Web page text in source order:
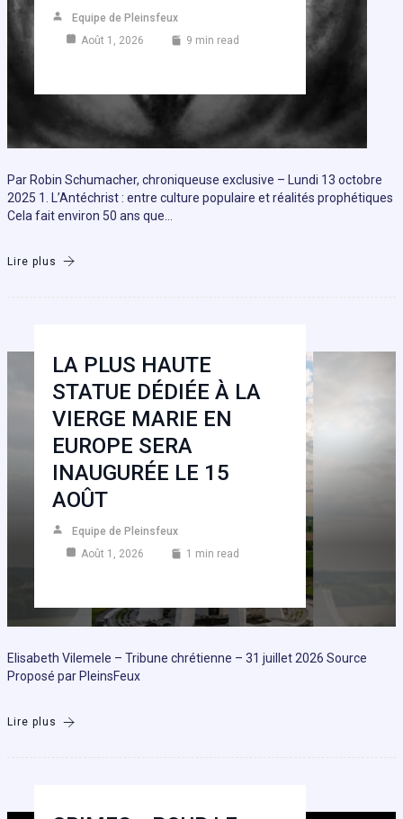
Equipe de Pleinsfeux
Août 1, 2026
9 min read
Par Robin Schumacher, chroniqueuse exclusive – Lundi 13 octobre
2025 1. L’Antéchrist : entre culture populaire et réalités prophétiques
Cela fait environ 50 ans que…
Lire plus
LA PLUS HAUTE
STATUE DÉDIÉE À LA
VIERGE MARIE EN
EUROPE SERA
INAUGURÉE LE 15
AOÛT
Equipe de Pleinsfeux
Août 1, 2026
1 min read
Elisabeth Vilemele – Tribune chrétienne – 31 juillet 2026 Source
Proposé par PleinsFeux
Lire plus